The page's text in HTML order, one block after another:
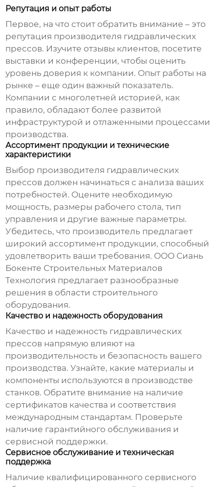
Репутация и опыт работы
Первое, на что стоит обратить внимание – это
репутация производителя гидравлических
прессов. Изучите отзывы клиентов, посетите
выставки и конференции, чтобы оценить
уровень доверия к компании. Опыт работы на
рынке – еще один важный показатель.
Компании с многолетней историей, как
правило, обладают более развитой
инфраструктурой и отлаженными процессами
производства.
Ассортимент продукции и технические
характеристики
Выбор производителя гидравлических
прессов должен начинаться с анализа ваших
потребностей. Оцените необходимую
мощность, размеры рабочего стола, тип
управления и другие важные параметры.
Убедитесь, что производитель предлагает
широкий ассортимент продукции, способный
удовлетворить ваши требования. ООО Сиань
Бокенте Строительных Материалов
Технология предлагает разнообразные
решения в области строительного
оборудования.
Качество и надежность оборудования
Качество и надежность гидравлических
прессов напрямую влияют на
производительность и безопасность вашего
производства. Узнайте, какие материалы и
компоненты используются в производстве
станков. Обратите внимание на наличие
сертификатов качества и соответствия
международным стандартам. Проверьте
наличие гарантийного обслуживания и
сервисной поддержки.
Сервисное обслуживание и техническая
поддержка
Наличие квалифицированного сервисного